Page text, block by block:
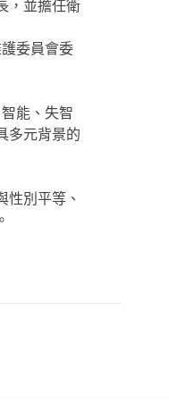
，並擔任衛
委員會委
能、失智
多元背景的
性別平等、